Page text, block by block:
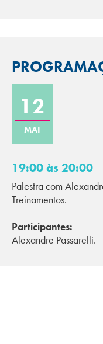
12
MAI
19:00 às 20:00
Palestra com
Treinamentos.
Participantes:
Alexandre Passarelli.